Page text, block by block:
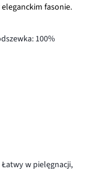
fasonie.
100%
w pielęgnacji,